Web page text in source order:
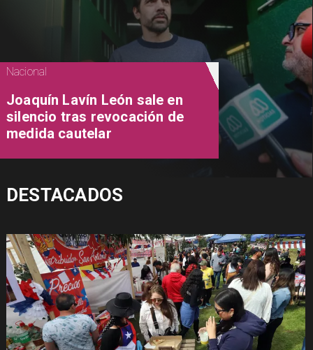
Nacional
Joaquín Lavín León sale en
silencio tras revocación de
medida cautelar
DESTACADOS